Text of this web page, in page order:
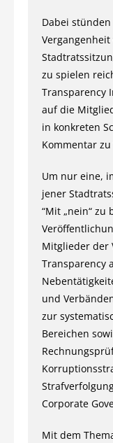
Dabei
zu spielen
Transparency
auf die
in konkreten
Kommentar zu
Um nur eine,
jener
“Mit „nein“
Mitglieder der
Transparency
und
zur
Bereichen
Corporate
Mit dem